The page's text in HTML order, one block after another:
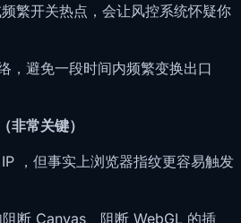
繁开关热点，会让风控系统怀疑你
，避免一段时间内频繁变换出口
非常关键）
，但事实上浏览器指纹更容易触发
断 Canvas、阻断 WebGL 的插